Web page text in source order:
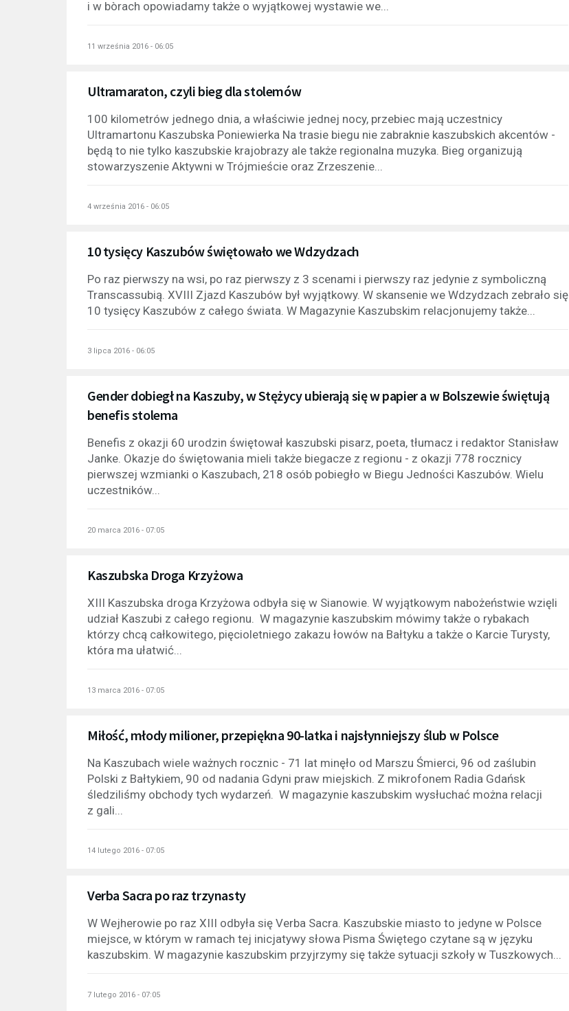
i w bòrach opowiadamy także o wyjątkowej wystawie we...
11 września 2016 - 06:05
Ultramaraton, czyli bieg dla stolemów
100 kilometrów jednego dnia, a właściwie jednej nocy, przebiec mają uczestnicy
Ultramartonu Kaszubska Poniewierka Na trasie biegu nie zabraknie kaszubskich akcentów -
będą to nie tylko kaszubskie krajobrazy ale także regionalna muzyka. Bieg organizują
stowarzyszenie Aktywni w Trójmieście oraz Zrzeszenie...
4 września 2016 - 06:05
10 tysięcy Kaszubów świętowało we Wdzydzach
Po raz pierwszy na wsi, po raz pierwszy z 3 scenami i pierwszy raz jedynie z symboliczną
Transcassubią. XVIII Zjazd Kaszubów był wyjątkowy. W skansenie we Wdzydzach zebrało się
10 tysięcy Kaszubów z całego świata. W Magazynie Kaszubskim relacjonujemy także...
3 lipca 2016 - 06:05
Gender dobiegł na Kaszuby, w Stężycy ubierają się w papier a w Bolszewie świętują
benefis stolema
Benefis z okazji 60 urodzin świętował kaszubski pisarz, poeta, tłumacz i redaktor Stanisław
Janke. Okazje do świętowania mieli także biegacze z regionu - z okazji 778 rocznicy
pierwszej wzmianki o Kaszubach, 218 osób pobiegło w Biegu Jedności Kaszubów. Wielu
uczestników...
20 marca 2016 - 07:05
Kaszubska Droga Krzyżowa
XIII Kaszubska droga Krzyżowa odbyła się w Sianowie. W wyjątkowym nabożeństwie wzięli
udział Kaszubi z całego regionu. W magazynie kaszubskim mówimy także o rybakach
którzy chcą całkowitego, pięcioletniego zakazu łowów na Bałtyku a także o Karcie Turysty,
która ma ułatwić...
13 marca 2016 - 07:05
Miłość, młody milioner, przepiękna 90-latka i najsłynniejszy ślub w Polsce
Na Kaszubach wiele ważnych rocznic - 71 lat minęło od Marszu Śmierci, 96 od zaślubin
Polski z Bałtykiem, 90 od nadania Gdyni praw miejskich. Z mikrofonem Radia Gdańsk
śledziliśmy obchody tych wydarzeń. W magazynie kaszubskim wysłuchać można relacji
z gali...
14 lutego 2016 - 07:05
Verba Sacra po raz trzynasty
W Wejherowie po raz XIII odbyła się Verba Sacra. Kaszubskie miasto to jedyne w Polsce
miejsce, w którym w ramach tej inicjatywy słowa Pisma Świętego czytane są w języku
kaszubskim. W magazynie kaszubskim przyjrzymy się także sytuacji szkoły w Tuszkowych...
7 lutego 2016 - 07:05